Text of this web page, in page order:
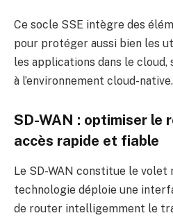
Ce socle SSE intègre des
pour protéger aussi bien les
les applications dans le cloud,
à l’environnement cloud-native.
SD-WAN : optimiser le
accès rapide et fiable
Le SD-WAN constitue le volet
technologie déploie une
de router intelligemment le